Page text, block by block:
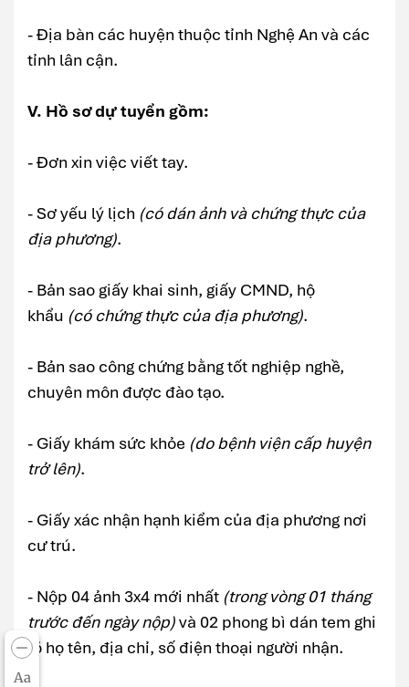
Aa
- Địa bàn các huyện thuộc tỉnh Nghệ An và các
tỉnh lân cận.
V. Hồ sơ dự tuyển gồm:
- Đơn xin việc viết tay.
- Sơ yếu lý lịch (có dán ảnh và chứng thực của
địa phương).
- Bản sao giấy khai sinh, giấy CMND, hộ
khẩu (có chứng thực của địa phương).
- Bản sao công chứng bằng tốt nghiệp nghề,
chuyên môn được đào tạo.
- Giấy khám sức khỏe (do bệnh viện cấp huyện
trở lên).
- Giấy xác nhận hạnh kiểm của địa phương nơi
cư trú.
- Nộp 04 ảnh 3x4 mới nhất (trong vòng 01 tháng
trước đến ngày nộp)và 02 phong bì dán tem ghi
rõ họ tên, địa chỉ, số điện thoại người nhận.